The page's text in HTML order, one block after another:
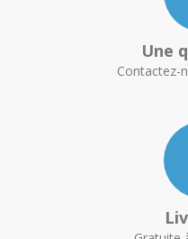
Une
Contactez-